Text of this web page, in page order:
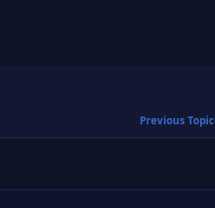
Previous Topic